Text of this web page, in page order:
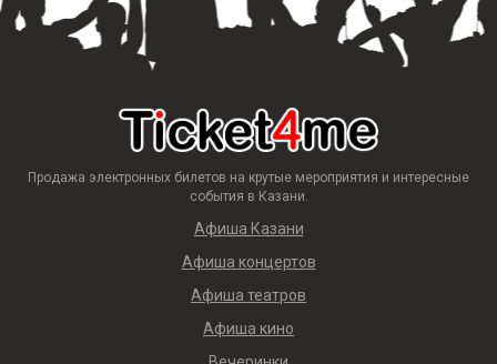
Продажа электронных билетов на крутые мероприятия и интересные
события в Казани.
Афиша Казани
Афиша концертов
Афиша театров
Афиша кино